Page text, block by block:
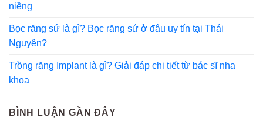
niềng
Bọc răng sứ là gì? Bọc răng sứ ở đâu uy tín tại Thái
Nguyên?
Trồng răng Implant là gì? Giải đáp chi tiết từ bác sĩ nha
khoa
BÌNH LUẬN GẦN ĐÂY